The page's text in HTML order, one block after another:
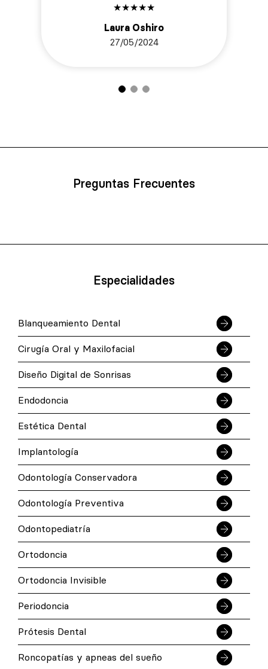
★★★★★
Laura Oshiro
27/05/2024
Preguntas Frecuentes
Especialidades
Blanqueamiento Dental
Cirugía Oral y Maxilofacial
Diseño Digital de Sonrisas
Endodoncia
Estética Dental
Implantología
Odontología Conservadora
Odontología Preventiva
Odontopediatría
Ortodoncia
Ortodoncia Invisible
Periodoncia
Prótesis Dental
Roncopatías y apneas del sueño